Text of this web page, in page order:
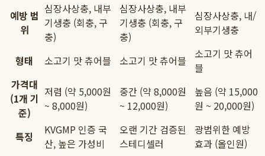
예방 범
위
심장사상충, 내부
기생충 (회충, 구
충)
심장사상충, 내부
기생충 (회충, 구
충)
심장사상충, 내/
외부기생충
형태 소고기 맛 츄어블 소고기 맛 츄어블
소고기 맛 츄어
블
가격대
(1개 기
준)
저렴 (약 5,000원
~ 8,000원)
중간 (약 8,000원
~ 12,000원)
높음 (약 15,000
원 ~ 20,000원)
특징
KVGMP 인증 국
산, 높은 가성비
오랜 기간 검증된
스테디셀러
광범위한 예방
효과 (올인원)